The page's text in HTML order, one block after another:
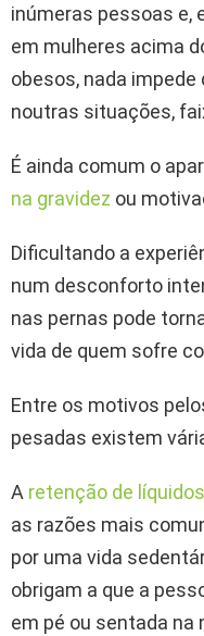
inúmeras pessoas e,
em mulheres acima
obesos, nada
noutras situações,
É ainda comum o
na gravidez ou
Dificultando a
num desconforto
nas pernas pode
vida de quem sofre
Entre os motivos
pesadas existem
A retenção de líquidos
as razões mais
por uma vida
obrigam a que a
em pé ou sentada na